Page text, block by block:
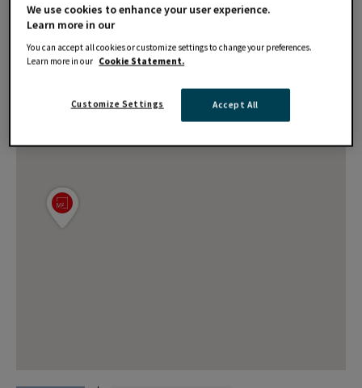
We use cookies to enhance your user experience.
Learn more in our
You can accept all cookies or customize settings to change your preferences.
Learn more in our Cookie Statement.
Accept All
Customize Settings